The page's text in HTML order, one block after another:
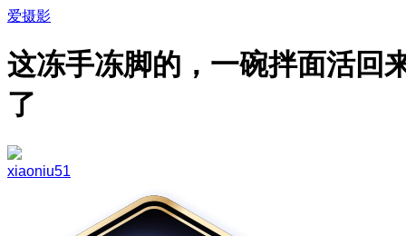
爱摄影
这冻手冻脚的，一碗拌面活回
了
xiaoniu51